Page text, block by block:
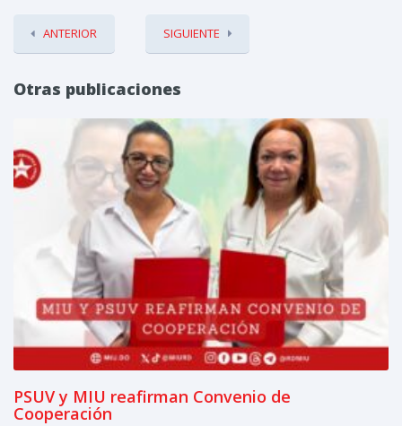
ANTERIOR SIGUIENTE
Otras publicaciones
PSUV y MIU reafirman Convenio de
Cooperación